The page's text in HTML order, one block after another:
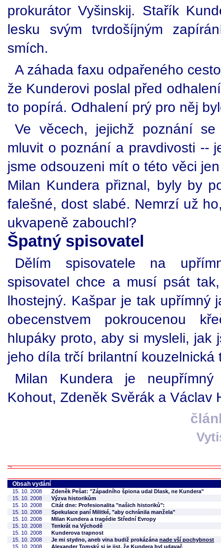
prokurátor Vyšinskij. Stařík
lesku svým tvrdošíjným
smích.
A záhada faxu odpařeného
že Kunderovi poslal před
to popírá. Odhalení prý pro něj
Ve věcech, jejichž poznání
mluvit o poznání a pravdivosti --
jsme odsouzeni mít o této věci
Milan Kundera přiznal, byly by
falešné, dost slabé. Nemrzí už
ukvapeně zabouchl?
Špatný spisovatel
Dělím spisovatele na
spisovatel chce a musí psát
lhostejný. Kašpar je tak upřímný
obecenstvem pokroucenou
hlupáky proto, aby si mysleli, jak
jeho díla trčí brilantní
Milan Kundera je
Kohout, Zdeněk Svěrák a Václav
Obsah vydání
15. 10. 2008
Zdeněk Pešat: "Západního špiona udal Dlask, ne Kundera"
15. 10. 2008
Výzva historikům
15. 10. 2008
Citát dne: Profesionalita "našich historiků":
15. 10. 2008
Spekulace paní Militké, "aby ochránila manžela"
15. 10. 2008
Milan Kundera a tragédie Střední Evropy
15. 10. 2008
Tenkrát na Východě
15. 10. 2008
Kunderova trapnost
15. 10. 2008
Je mi stydno, aneb vina budiž prokázána nade vší pochybnost
15. 10. 2008
Alexander Tomský si je jist, že Kundera byl udavač